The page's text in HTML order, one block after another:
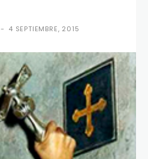
- 4 SEPTIEMBRE, 2015